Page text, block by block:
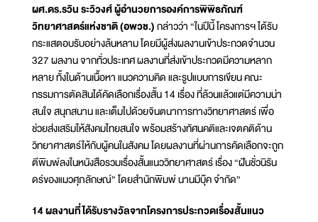
ผศ.ดร.รวิน ระวิวงศ์ ผู้อำนวยการองค์การพิพิธภัณฑ์
วิทยาศาสตร์แห่งชาติ (อพวช.)กล่าวว่า “ในปีนี้ โครงการฯ ได้รับ
กระแสตอบรับอย่างล้นหลาม โดยมีผู้ส่งผลงานเข้าประกวดจำนวน
327 ผลงาน จากทั่วประเทศ ผลงานที่ส่งเข้าประกวดมีความหลาก
หลาย ทั้งในด้านเนื้อหา แนวความคิด และรูปแบบการเขียน คณะ
กรรมการตัดสินได้คัดเลือกเรื่องสั้น 14 เรื่อง ที่ล้วนแล้วแต่มีความน่า
สนใจ สนุกสนาน และเต็มไปด้วยจินตนาการทางวิทยาศาสตร์ เพื่อ
ช่วยส่งเสริมให้สังคมไทยสนใจ พร้อมสร้างทัศนคติและเจตคติด้าน
วิทยาศาสตร์ให้กับผู้คนในสังคม โดยผลงานที่ผ่านการคัดเลือกจะถูก
ตีพิมพ์ลงในหนังสือรวมเรื่องสั้นแนววิทยาศาสตร์ เรื่อง “ฝันชั่วนิรัน
ดร์ของแมวศุภลักษณ์” โดยสำนักพิมพ์ นานมีบุ๊ค จำกัด”
14 ผลงานที่ได้รับรางวัลจากโครงการประกวดเรื่องสั้นแนว